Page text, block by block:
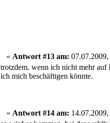
« Antwort #13 am:
trotzdem. wenn ich nicht mehr auf
ich mich beschäftigen könnte.
« Antwort #14 am: